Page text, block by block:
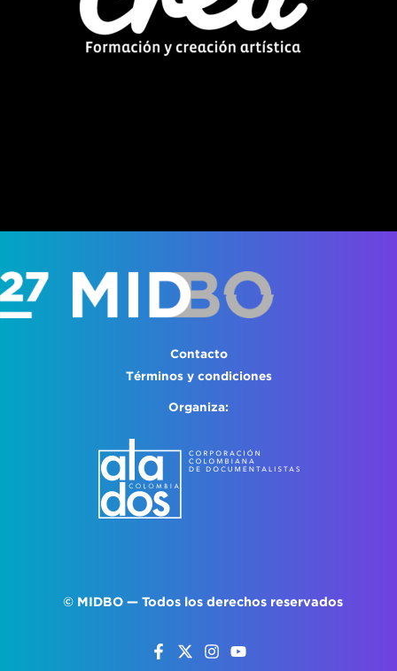
Contacto
Términos y condiciones
Organiza:
© MIDBO — Todos los derechos reservados